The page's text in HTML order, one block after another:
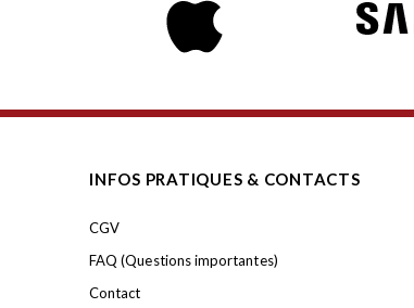
INFOS PRATIQUES & CONTACTS
CGV
FAQ (Questions importantes)
Contact